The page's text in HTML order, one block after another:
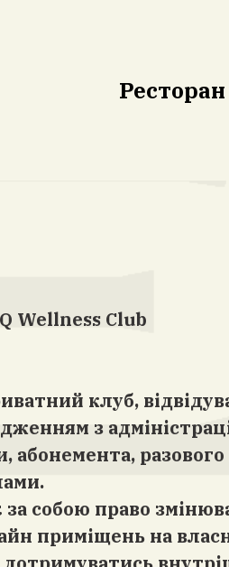
Ресторан
Club
клуб,
з
абонемента,
за собою право
приміщень на